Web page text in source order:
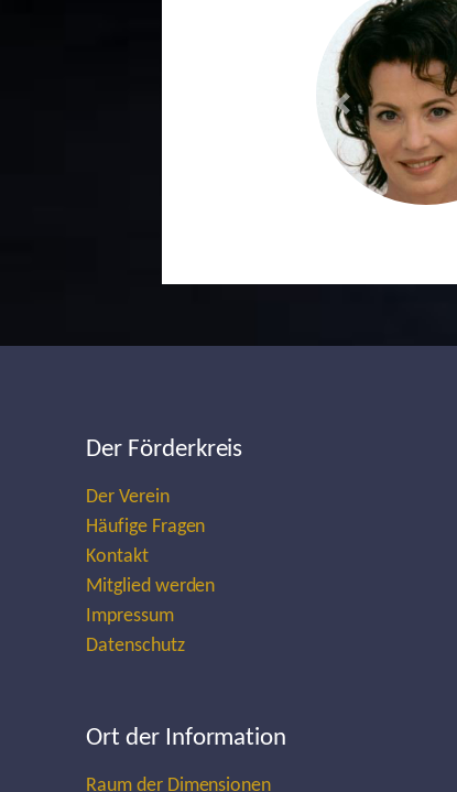
Previous
Der Förderkreis
Der Verein
Häufige Fragen
Kontakt
Mitglied werden
Impressum
Datenschutz
Ort der Information
Raum der Dimensionen